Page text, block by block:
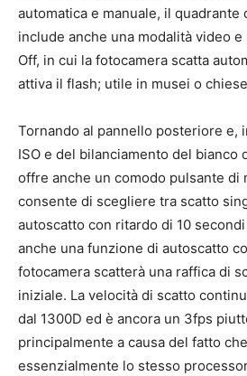
automatica e manuale, il quadrante
include anche una modalità video e
Off, in cui la fotocamera scatta
attiva il flash; utile in musei o
Tornando al pannello posteriore e,
ISO e del bilanciamento del bianco
offre anche un comodo pulsante di
consente di scegliere tra scatto
autoscatto con ritardo di 10
anche una funzione di autoscatto
fotocamera scatterà una raffica di
iniziale. La velocità di scatto
dal 1300D ed è ancora un 3fps
principalmente a causa del fatto
essenzialmente lo stesso